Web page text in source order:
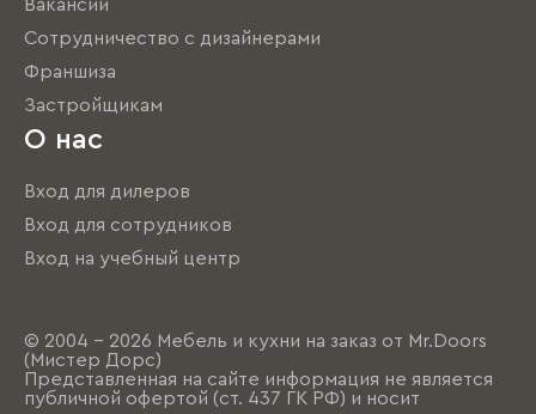
Вакансии
Сотрудничество с дизайнерами
Франшиза
Застройщикам
О нас
Вход для дилеров
Вход для сотрудников
Вход на учебный центр
© 2004 - 2026 Мебель и кухни на заказ от Mr.Doors
(Мистер Дорс)
Представленная на сайте информация не является
публичной офертой (ст. 437 ГК РФ) и носит